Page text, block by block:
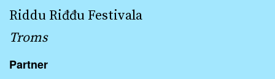
Riddu Riđđu Festivala
Troms
Partner